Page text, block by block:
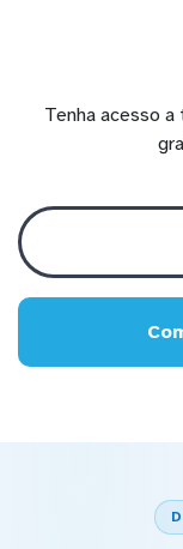
Tenha acesso